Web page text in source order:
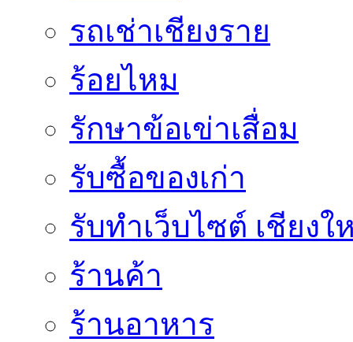
รถเช่าเชียงราย
ร้อยไหม
รักษาข้อเข่าเสื่อม
รับซื้อของเก่า
รับทำเว็บไซต์ เชียงใ
ร้านค้า
ร้านอาหาร